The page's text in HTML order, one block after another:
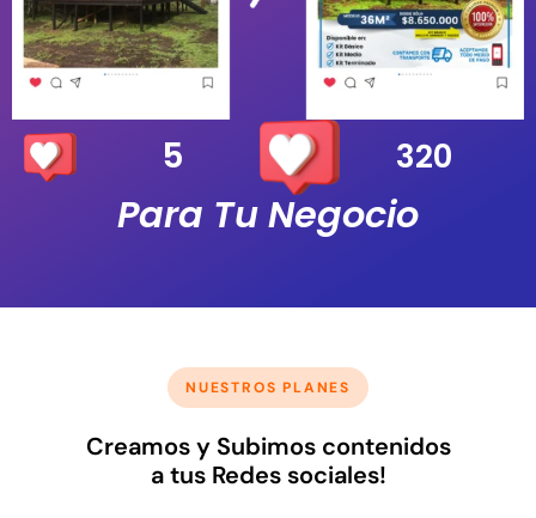
5 320
Para Tu Negocio
NUESTROS PLANES
Creamos y Subimos contenidos
a tus Redes sociales!